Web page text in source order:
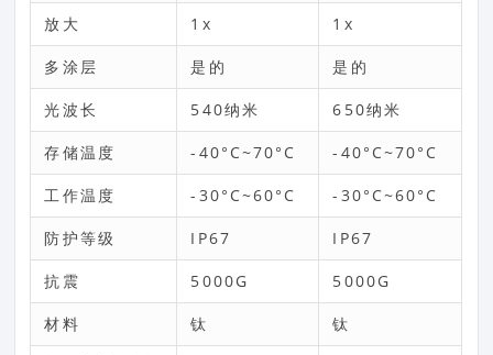
放大 1x 1x
多涂层 是的 是的
光波长 540纳米 650纳米
存储温度 -40°C~70°C -40°C~70°C
工作温度 -30°C~60°C -30°C~60°C
防护等级 IP67 IP67
抗震 5000G 5000G
材料 钛 钛